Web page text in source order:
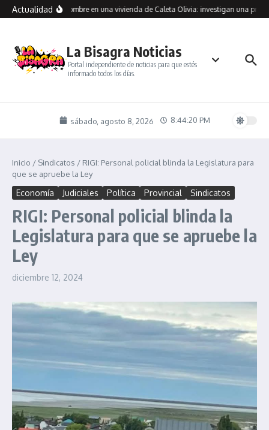
Saltar al contenido
Actualidad
muerto a un hombre en una vivienda de Caleta Olivia: investigan una
La Bisagra Noticias
Portal independiente de noticias para que estés
informado todos los días.
sábado, agosto 8, 2026 8:44:20 PM
Inicio / Sindicatos / RIGI: Personal policial blinda la Legislatura para
que se apruebe la Ley
Economía Judiciales Política Provincial Sindicatos
RIGI: Personal policial blinda la
Legislatura para que se apruebe la
Ley
diciembre 12, 2024